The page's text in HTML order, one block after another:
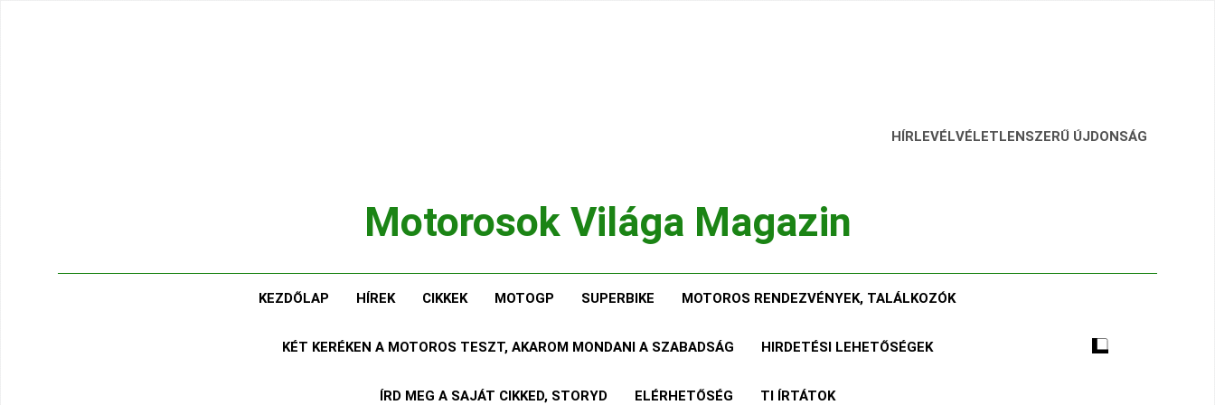
Motorosok Világa Magazin
HÍRLEVÉLVÉLETLENSZERŰ ÚJDONSÁG
KEZDŐLAP HÍREK CIKKEK MOTOGP SUPERBIKE MOTOROS RENDEZVÉNYEK, TALÁLKOZÓK
KÉT KERÉKEN A MOTOROS TESZT, AKAROM MONDANI A SZABADSÁG HIRDETÉSI LEHETŐSÉGEK
ÍRD MEG A SAJÁT CIKKED, STORYD ELÉRHETŐSÉG TI ÍRTÁTOK